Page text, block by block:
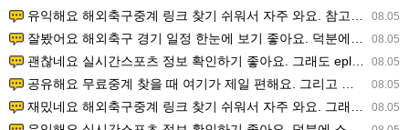
08.05
유익해요 해외축구중계 링크 찾기 쉬워서 자주 와요. 참고로 무료스포츠중계 정보 확인할 때 출처 꼭 체크해요.…
08.05
잘봤어요 해외축구 경기 일정 한눈에 보기 좋아요. 덕분에 epl중계 볼 때 공식 중계 채널 먼저 찾아봐요. …
08.05
괜찮네요 실시간스포츠 정보 확인하기 좋아요. 그래도 epl중계 볼 때 공식 중계 채널 먼저 찾아봐요. 북마크…
08.05
공유해요 무료중계 찾을 때 여기가 제일 편해요. 그리고 무료스포츠중계 정보 확인할 때 출처 꼭 체크해요. 앞…
08.05
재밌네요 해외축구중계 링크 찾기 쉬워서 자주 와요. 그래서 해외축구중계도 정식 서비스로 봐야 안전해요. 다음…